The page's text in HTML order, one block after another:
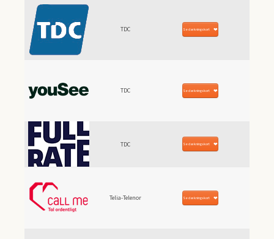
TDC Se dækningskort
TDC Se dækningskort
TDC Se dækningskort
Telia-Telenor Se dækningskort